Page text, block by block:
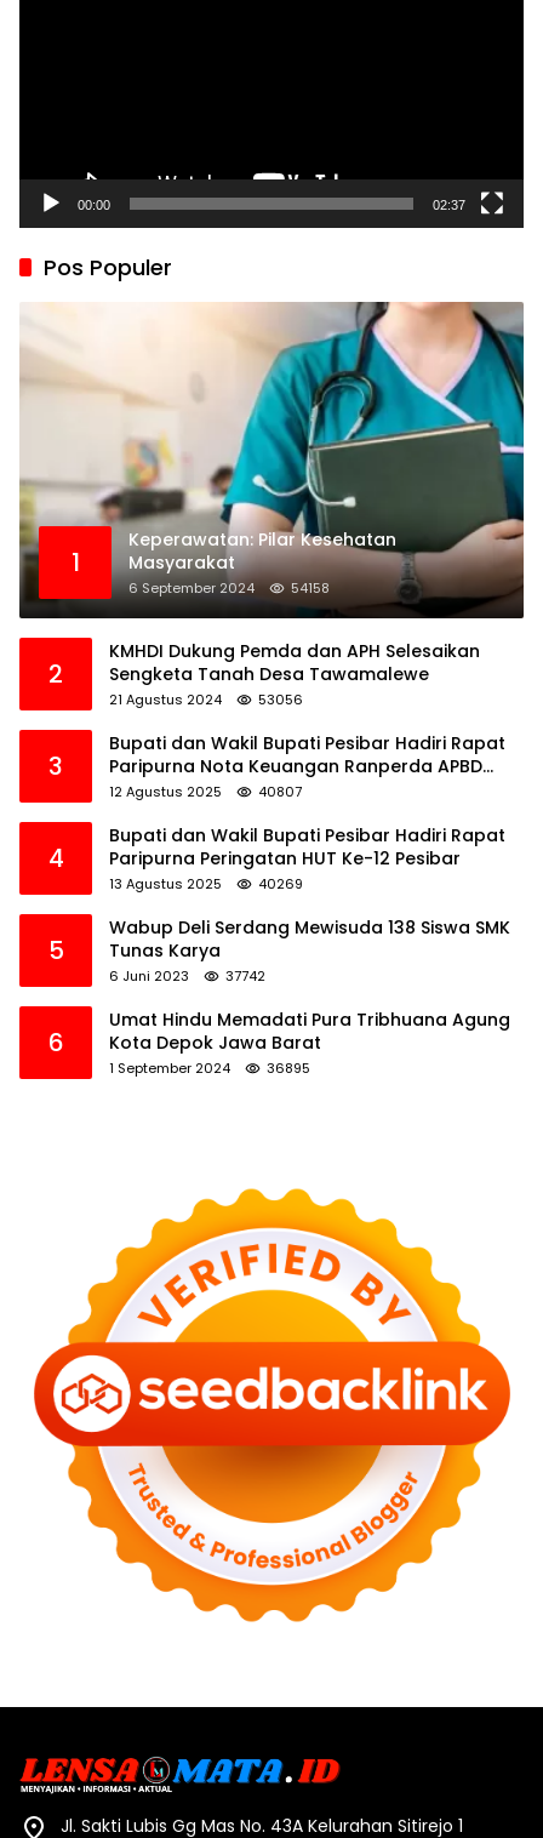
00:00 02:37
Pos Populer
1
Keperawatan: Pilar Kesehatan
Masyarakat
6 September 2024 54158
2
KMHDI Dukung Pemda dan APH Selesaikan
Sengketa Tanah Desa Tawamalewe
21 Agustus 2024 53056
3
Bupati dan Wakil Bupati Pesibar Hadiri Rapat
Paripurna Nota Keuangan Ranperda APBD
Perubahan TA 2025
12 Agustus 2025 40807
4
Bupati dan Wakil Bupati Pesibar Hadiri Rapat
Paripurna Peringatan HUT Ke-12 Pesibar
13 Agustus 2025 40269
5
Wabup Deli Serdang Mewisuda 138 Siswa SMK
Tunas Karya
6 Juni 2023 37742
6
Umat Hindu Memadati Pura Tribhuana Agung
Kota Depok Jawa Barat
1 September 2024 36895
Jl. Sakti Lubis Gg Mas No. 43A Kelurahan Sitirejo 1